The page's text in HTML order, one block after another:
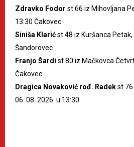
Zdravko Fodor st.66 iz Mihovljana
13:30 Čakovec
Siniša Klarićst.48 iz Kuršanca Petak,
Šandorovec
Franjo Šardi st.80 iz Mačkovca
Čakovec
Dragica Novaković rođ. Radek
06. 08. 2026. u 13:30